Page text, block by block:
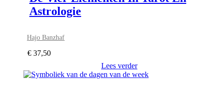
Astrologie
Hajo Banzhaf
€ 37,50
Lees verder